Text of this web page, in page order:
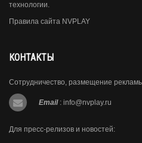
технологии.
Правила сайта NVPLAY
КОНТАКТЫ
Сотрудничество, размещение
Email : info@nvplay.ru
Для пресс-релизов и новостей: